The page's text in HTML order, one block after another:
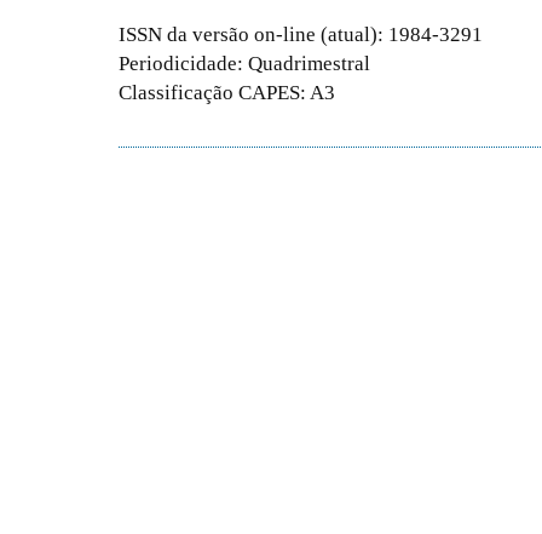
ISSN da versão on-line (atual): 1984-3291
Periodicidade: Quadrimestral
Classificação CAPES: A3